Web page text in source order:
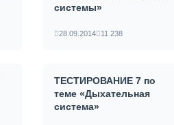
системы»
28.09.2014 11 238
ТЕСТИРОВАНИЕ 7 по
теме «Дыхательная
система»